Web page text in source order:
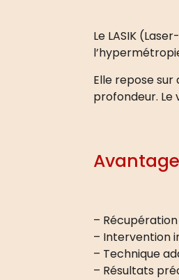
Le LASIK
Elle repose
profondeur. Le
–
– Intervention
– Technique
– Résultats